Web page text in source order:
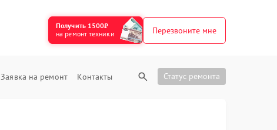
Получить 1500₽
на ремонт техники
Перезвоните мне
Заявка на ремонт Контакты Статус ремонта